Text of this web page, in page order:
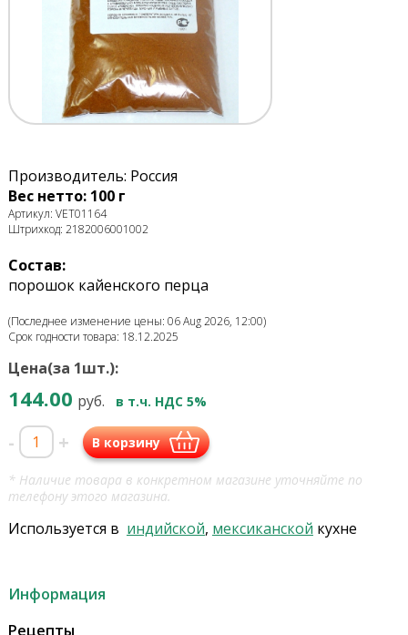
Производитель: Россия
Вес нетто: 100 г
Артикул: VET01164
Штрихкод: 2182006001002
Состав:
порошок кайенского перца
(Последнее изменение цены: 06 Aug 2026, 12:00)
Срок годности товара: 18.12.2025
Цена(за 1шт.):
144.00 руб. в т.ч. НДС 5%
- + В корзину
* Наличие товара в конкретном магазине уточняйте по
телефону этого магазина.
Используется в индийской, мексиканской кухне
Информация
Рецепты